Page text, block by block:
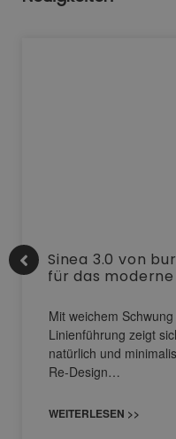
Sinea 3.0 von
für das moderne
Mit weichem
Linienführung zeigt
natürlich und
Re-Design…
WEITERLESEN >>